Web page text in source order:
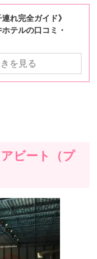
れ完全ガイド》
テルの口コミ・
を見る
ビート（プ